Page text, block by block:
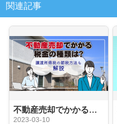
関連記事
不動産売却でかかる税金の種類は？譲渡所得税の節税方法も解説
2023-03-10